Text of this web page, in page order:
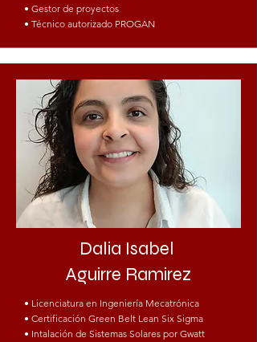
• Gestor de proyectos
• Técnico autorizado PROGAN
Dalia Isabel
Aguirre Ramirez
• Licenciatura en Ingeniería Mecatrónica
• Certificación Green Belt Lean Six Sigma
• Intalación de Sistemas Solares por Gwatt